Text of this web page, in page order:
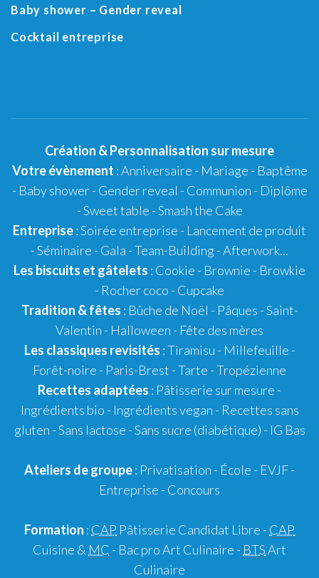
Baby shower – Gender reveal
Cocktail entreprise
Création &Personnalisation sur mesure
Votre évènement :Anniversaire - Mariage - Baptême
- Baby shower- Gender reveal - Communion - Diplôme
-Sweet table -Smash the Cake
Entreprise: Soirée entreprise - Lancement de produit
- Séminaire - Gala - Team-Building - Afterwork...
Les biscuits et gâtelets : Cookie - Brownie - Browkie
- Rocher coco - Cupcake
Tradition & fêtes : Bûche de Noël - Pâques -Saint-
Valentin - Halloween - Fête des mères
Les classiques revisités :Tiramisu - Millefeuille -
Forêt-noire - Paris-Brest - Tarte -Tropézienne
Recettes adaptées : Pâtisserie sur mesure -
Ingrédients bio - Ingrédients vegan - Recettes sans
gluten - Sans lactose - Sans sucre (diabétique) - IG Bas
Ateliers de groupe: Privatisation - École - EVJF-
Entreprise - Concours
Formation : CAP Pâtisserie Candidat Libre - CAP
Cuisine & MC - Bac pro Art Culinaire - BTSArt
Culinaire